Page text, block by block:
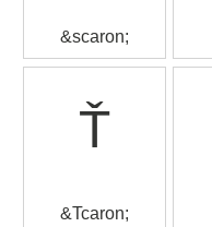
&scaron;
Ť
&Tcaron;